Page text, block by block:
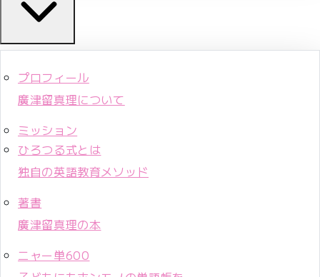
プロフィール
廣津留真理について
ミッション
ひろつる式とは
独自の英語教育メソッド
著書
廣津留真理の本
ニャー単600